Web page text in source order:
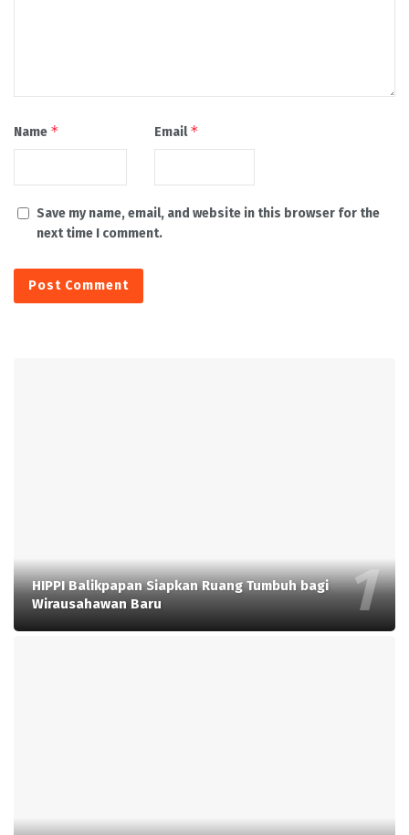
Name * Email*
Save my name, email, and website in this browser for the
next time I comment.
HIPPI Balikpapan Siapkan Ruang Tumbuh bagi
Wirausahawan Baru